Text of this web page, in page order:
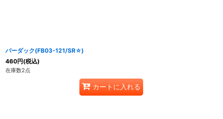
バーダック(FB03-121/SR☆)
460円(税込)
在庫数2点
カートに入れる